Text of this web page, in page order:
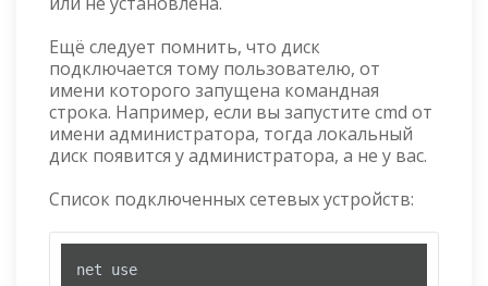
Ещё следует помнить, что диск
подключается тому пользователю, от
имени которого запущена командная
строка. Например, если вы запустите cmd от
имени администратора, тогда локальный
диск появится у администратора, а не у вас.
Список подключенных сетевых устройств:
net use